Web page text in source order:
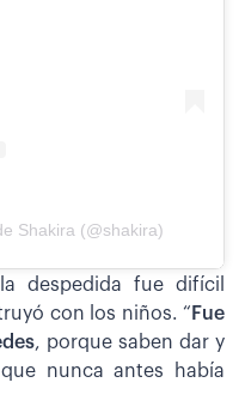
Shakira (@shakira)
despedida fue difícil
con los niños. “ Fue
, porque saben dar y
nunca antes había